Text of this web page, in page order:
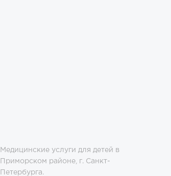
Медицинские услуги для детей в
Приморском районе, г. Санкт-
Петербурга.